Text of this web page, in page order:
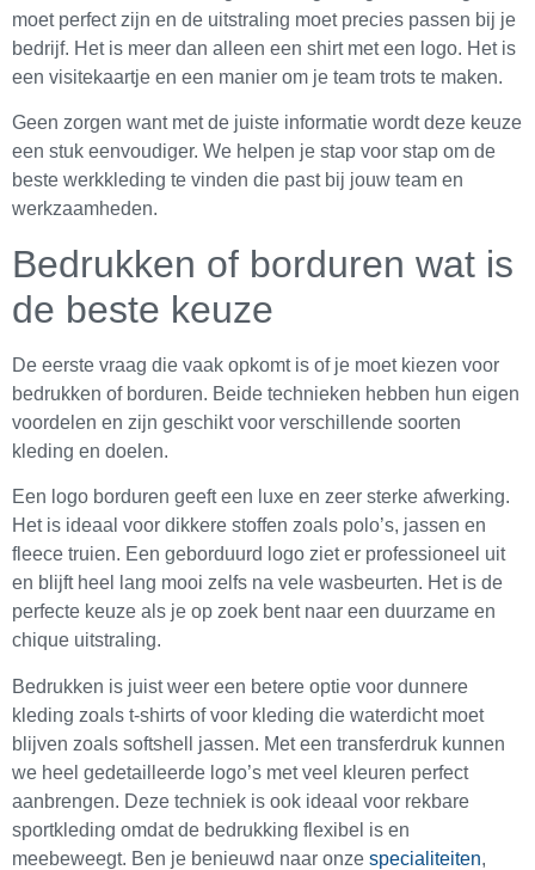
moet perfect zijn en de uitstraling moet precies passen bij je
bedrijf. Het is meer dan alleen een shirt met een logo. Het is
een visitekaartje en een manier om je team trots te maken.
Geen zorgen want met de juiste informatie wordt deze keuze
een stuk eenvoudiger. We helpen je stap voor stap om de
beste werkkleding te vinden die past bij jouw team en
werkzaamheden.
Bedrukken of borduren wat is
de beste keuze
De eerste vraag die vaak opkomt is of je moet kiezen voor
bedrukken of borduren. Beide technieken hebben hun eigen
voordelen en zijn geschikt voor verschillende soorten
kleding en doelen.
Een logo borduren geeft een luxe en zeer sterke afwerking.
Het is ideaal voor dikkere stoffen zoals polo’s, jassen en
fleece truien. Een geborduurd logo ziet er professioneel uit
en blijft heel lang mooi zelfs na vele wasbeurten. Het is de
perfecte keuze als je op zoek bent naar een duurzame en
chique uitstraling.
Bedrukken is juist weer een betere optie voor dunnere
kleding zoals t-shirts of voor kleding die waterdicht moet
blijven zoals softshell jassen. Met een transferdruk kunnen
we heel gedetailleerde logo’s met veel kleuren perfect
aanbrengen. Deze techniek is ook ideaal voor rekbare
sportkleding omdat de bedrukking flexibel is en
meebeweegt. Ben je benieuwd naar onze specialiteiten,